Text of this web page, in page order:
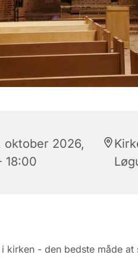
oktober 2026,
18:00
kirken - den bedste måde at